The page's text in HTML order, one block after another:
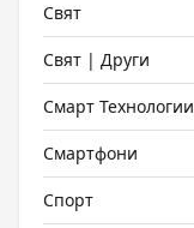
Свят
Свят | Други
Смарт Технологии
Смартфони
Спорт